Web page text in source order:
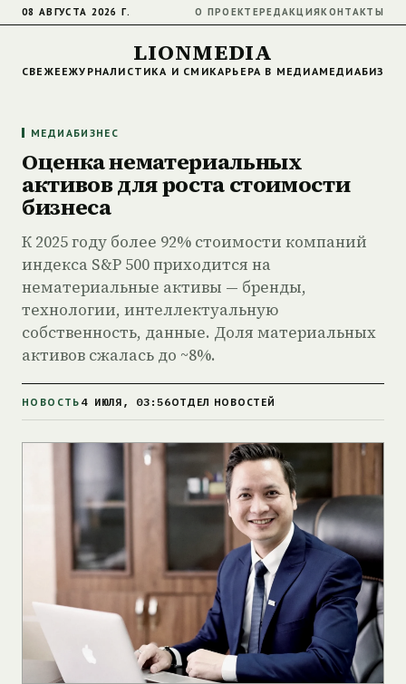
08 АВГУСТА 2026 Г. О ПРОЕКТЕРЕДАКЦИЯКОНТАКТЫ
LIONMEDIA
СВЕЖЕЕЖУРНАЛИСТИКА И СМИКАРЬЕРА В МЕДИА
МЕДИАБИЗНЕС
Оценка нематериальных
активов для роста стоимости
бизнеса
К 2025 году более 92% стоимости компаний
индекса S&P 500 приходится на
нематериальные активы — бренды,
технологии, интеллектуальную
собственность, данные. Доля материальных
активов сжалась до ~8%.
НОВОСТЬ 4 ИЮЛЯ, 03:56ОТДЕЛ НОВОСТЕЙ